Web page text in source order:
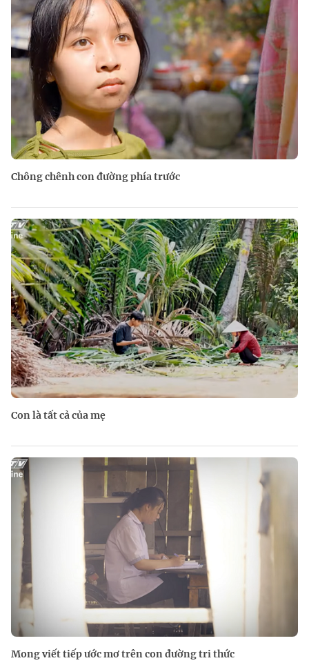
Chông chênh con đường phía trước
Con là tất cả của mẹ
Mong viết tiếp ước mơ trên con đường tri thức